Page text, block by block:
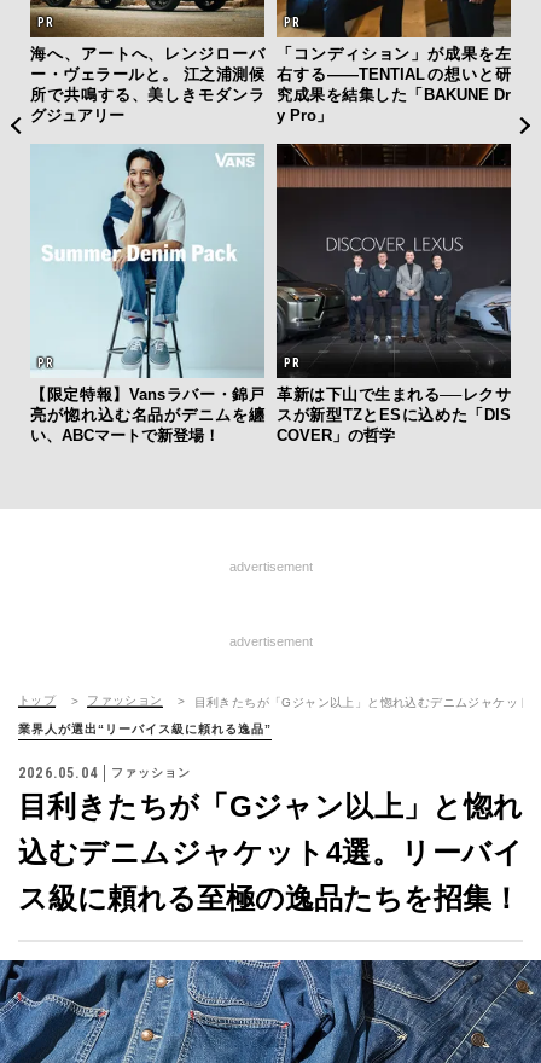
海へ、アートへ、レンジローバ
ー・ヴェラールと。 江之浦測候
所で共鳴する、美しきモダンラ
グジュアリー
「コンディション」が成果を左
右する——TENTIALの想いと研
究成果を結集した「BAKUNE Dr
y Pro」
【限定特報】Vansラバー・錦戸
亮が惚れ込む名品がデニムを纏
い、ABCマートで新登場！
革新は下山で生まれる──レクサ
スが新型TZとESに込めた「DIS
COVER」の哲学
店
advertisement
advertisement
トップ ファッション 目利きたちが「Gジャン以上」と惚れ込むデニムジャケット
業界人が選出“リーバイス級に頼れる逸品”
2026.05.04 ファッション
目利きたちが「Gジャン以上」と惚れ
込むデニムジャケット4選。リーバイ
ス級に頼れる至極の逸品たちを招集！